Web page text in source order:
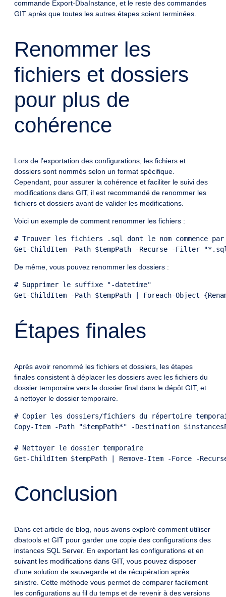
commande Export-DbaInstance, et le reste des commandes
GIT après que toutes les autres étapes soient terminées.
Renommer les
fichiers et dossiers
pour plus de
cohérence
Lors de l’exportation des configurations, les fichiers et
dossiers sont nommés selon un format spécifique.
Cependant, pour assurer la cohérence et faciliter le suivi des
modifications dans GIT, il est recommandé de renommer les
fichiers et dossiers avant de valider les modifications.
Voici un exemple de comment renommer les fichiers :
# Trouver les fichiers .sql dont le nom commence
De même, vous pouvez renommer les dossiers :
# Supprimer le suffixe "-datetime"
Étapes finales
Après avoir renommé les fichiers et dossiers, les étapes
finales consistent à déplacer les dossiers avec les fichiers du
dossier temporaire vers le dossier final dans le dépôt GIT, et
à nettoyer le dossier temporaire.
# Copier les dossiers/fichiers du répertoire
Copy-Item -Path "$tempPath*" -Destination
# Nettoyer le dossier temporaire
Conclusion
Dans cet article de blog, nous avons exploré comment utiliser
dbatools et GIT pour garder une copie des configurations des
instances SQL Server. En exportant les configurations et en
suivant les modifications dans GIT, vous pouvez disposer
d’une solution de sauvegarde et de récupération après
sinistre. Cette méthode vous permet de comparer facilement
les configurations au fil du temps et de revenir à des versions